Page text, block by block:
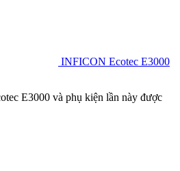
INFICON Ecotec E3000
E3000 và phụ kiện lần này được